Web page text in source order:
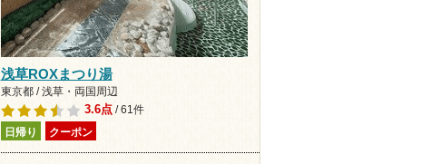
浅草ROXまつり湯
東京都 / 浅草・両国周辺
3.6点/ 61件
日帰り クーポン